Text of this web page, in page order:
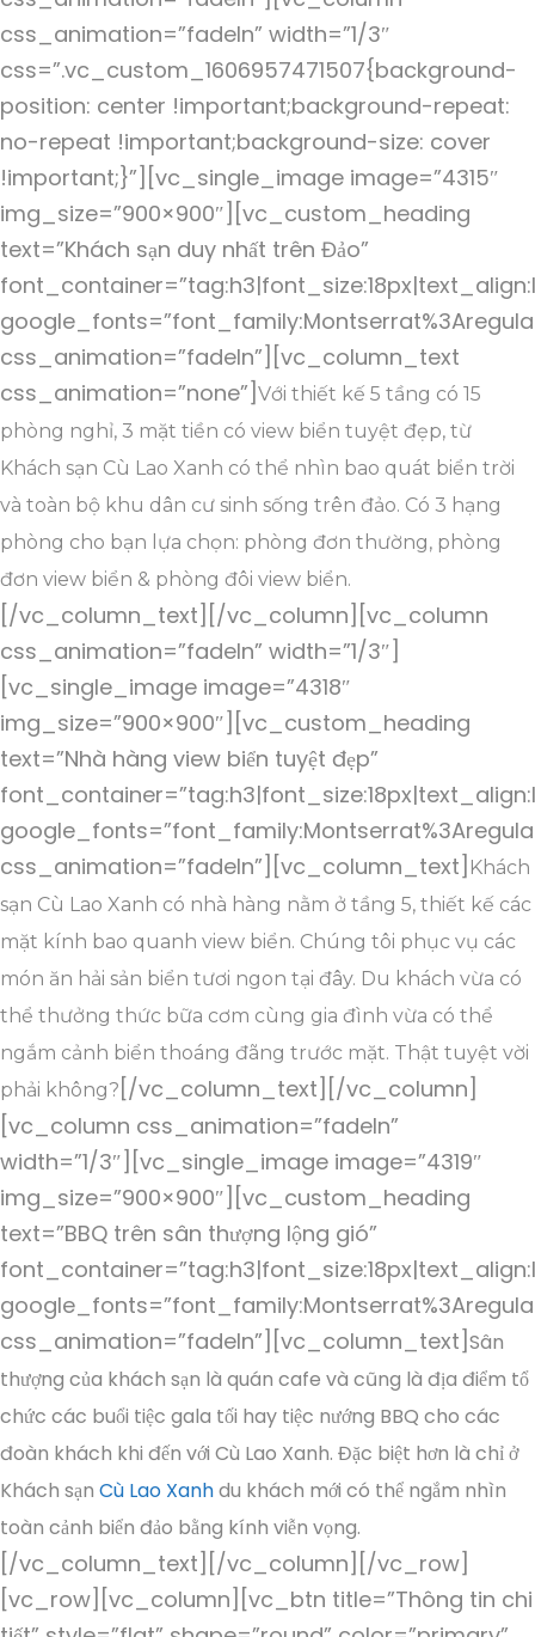
css_animation=”fadeIn” width=”1/3″
css=”.vc_custom_1606957471507{background-
position: center !important;background-repeat:
no-repeat !important;background-size: cover
!important;}”][vc_single_image image=”4315″
img_size=”900×900″][vc_custom_heading
text=”Khách sạn duy nhất trên Đảo”
css_animation=”fadeIn”][vc_column_text
css_animation=”none”] Với thiết kế 5 tầng có 15
phòng nghỉ, 3 mặt tiền có view biển tuyệt đẹp, từ
Khách sạn Cù Lao Xanh có thể nhìn bao quát biển trời
và toàn bộ khu dân cư sinh sống trên đảo. Có 3 hạng
phòng cho bạn lựa chọn: phòng đơn thường, phòng
đơn view biển & phòng đôi view biển.
[/vc_column_text][/vc_column][vc_column
css_animation=”fadeIn” width=”1/3″]
[vc_single_image image=”4318″
img_size=”900×900″][vc_custom_heading
text=”Nhà hàng view biển tuyệt đẹp”
css_animation=”fadeIn”][vc_column_text] Khách
sạn Cù Lao Xanh có nhà hàng nằm ở tầng 5, thiết kế các
mặt kính bao quanh view biển. Chúng tôi phục vụ các
món ăn hải sản biển tươi ngon tại đây. Du khách vừa có
thể thưởng thức bữa cơm cùng gia đình vừa có thể
ngắm cảnh biển thoáng đãng trước mặt. Thật tuyệt vời
phải không? [/vc_column_text][/vc_column]
[vc_column css_animation=”fadeIn”
width=”1/3″][vc_single_image image=”4319″
img_size=”900×900″][vc_custom_heading
text=”BBQ trên sân thượng lộng gió”
css_animation=”fadeIn”][vc_column_text]Sân
thượng của khách sạn là quán cafe và cũng là địa điểm tổ
chức các buổi tiệc gala tối hay tiệc nướng BBQ cho các
đoàn khách khi đến với Cù Lao Xanh. Đặc biệt hơn là chỉ ở
Khách sạn Cù Lao Xanhdu khách mới có thể ngắm nhìn
toàn cảnh biển đảo bằng kính viễn vọng.
[/vc_column_text][/vc_column][/vc_row]
[vc_row][vc_column][vc_btn title=”Thông tin chi